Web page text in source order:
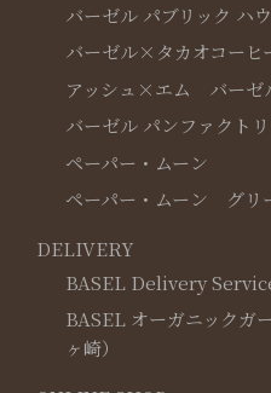
バーゼル パブリック ハ
バーゼル×タカオコー
アッシュ×エム バーゼ
バーゼル パンファクト
ペーパー・ムーン
ペーパー・ムーン グリ
DELIVERY
BASEL Delivery Service
BASEL オーガニック
ヶ崎）